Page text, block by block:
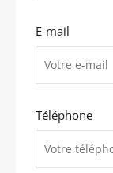
E-mail
Téléphone